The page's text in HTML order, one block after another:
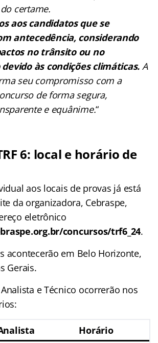
certame.
aos candidatos que se
antecedência, considerando
no trânsito ou no
às condições climáticas. A
seu compromisso com a
de forma segura,
e equânime.“
6: local e horário de
aos locais de provas já está
da organizadora, Cebraspe,
eletrônico
concursos/trf6_24.
acontecerão em Belo Horizonte,
Gerais.
e Técnico ocorrerão nos
Horário